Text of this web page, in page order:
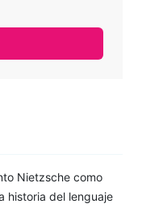
Nietzsche como
historia del lenguaje